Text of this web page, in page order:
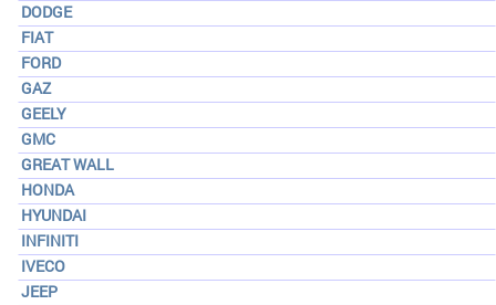
DODGE
FIAT
FORD
GAZ
GEELY
GMC
GREAT WALL
HONDA
HYUNDAI
INFINITI
IVECO
JEEP